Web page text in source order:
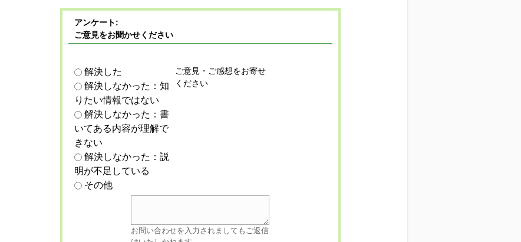
アンケート:
ご意見をお聞かせください
解決した
解決しなかった：知
りたい情報ではない
解決しなかった：書
いてある内容が理解で
きない
解決しなかった：説
明が不足している
その他
ご意見・ご感想をお寄せ
ください
お問い合わせを入力されましてもご返信